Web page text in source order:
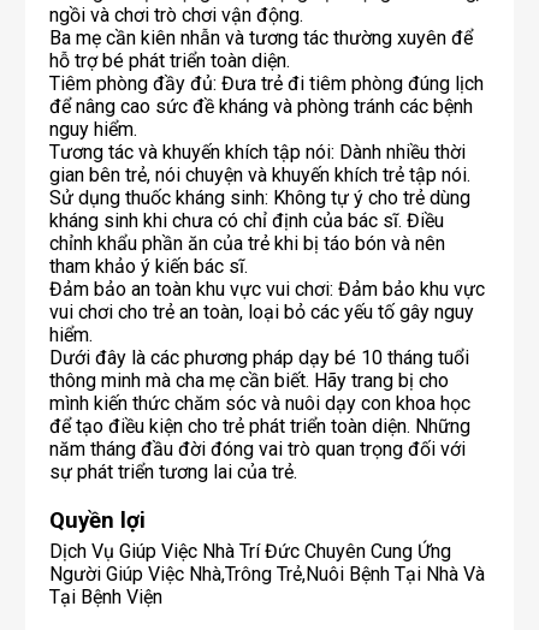
ngồi và chơi trò chơi vận động.
Ba mẹ cần kiên nhẫn và tương tác thường xuyên để
hỗ trợ bé phát triển toàn diện.
Tiêm phòng đầy đủ: Đưa trẻ đi tiêm phòng đúng lịch
để nâng cao sức đề kháng và phòng tránh các bệnh
nguy hiểm.
Tương tác và khuyến khích tập nói: Dành nhiều thời
gian bên trẻ, nói chuyện và khuyến khích trẻ tập nói.
Sử dụng thuốc kháng sinh: Không tự ý cho trẻ dùng
kháng sinh khi chưa có chỉ định của bác sĩ. Điều
chỉnh khẩu phần ăn của trẻ khi bị táo bón và nên
tham khảo ý kiến bác sĩ.
Đảm bảo an toàn khu vực vui chơi: Đảm bảo khu vực
vui chơi cho trẻ an toàn, loại bỏ các yếu tố gây nguy
hiểm.
Dưới đây là các phương pháp dạy bé 10 tháng tuổi
thông minh mà cha mẹ cần biết. Hãy trang bị cho
mình kiến thức chăm sóc và nuôi dạy con khoa học
để tạo điều kiện cho trẻ phát triển toàn diện. Những
năm tháng đầu đời đóng vai trò quan trọng đối với
Quyền lợi
Dịch Vụ Giúp Việc Nhà Trí Đức Chuyên Cung Ứng
Người Giúp Việc Nhà,Trông Trẻ,Nuôi Bệnh Tại Nhà Và
Tại Bệnh Viện